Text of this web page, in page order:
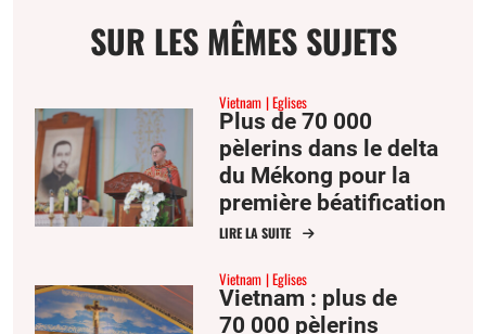
SUR LES MÊMES SUJETS
Vietnam Eglises
Plus de 70 000
pèlerins dans le delta
du Mékong pour la
première béatification
sur le sol vietnamien
LIRE LA SUITE
Vietnam Eglises
Vietnam : plus de
70 000 pèlerins